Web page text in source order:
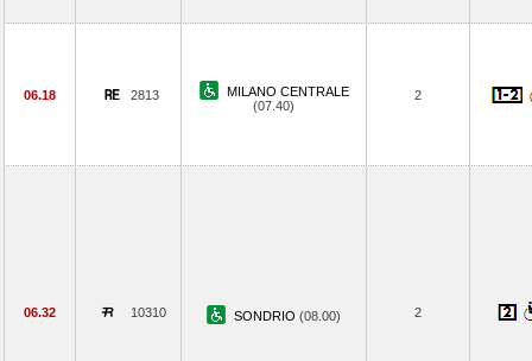
06.18 2813
MILANO CENTRALE
(07.40)
2
06.32 10310 SONDRIO (08.00) 2